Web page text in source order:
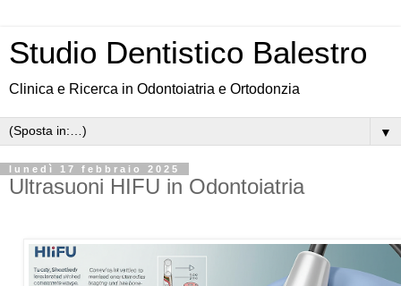
Studio Dentistico Balestro
Clinica e Ricerca in Odontoiatria e Ortodonzia
▼
lunedì 17 febbraio 2025
Ultrasuoni HIFU in Odontoiatria